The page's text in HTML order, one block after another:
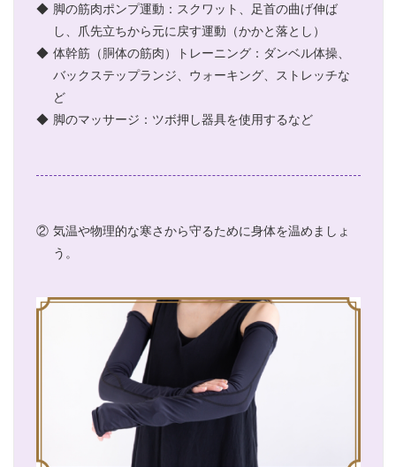
◆ 脚の筋肉ポンプ運動：スクワット、足首の曲げ伸ば
し、爪先立ちから元に戻す運動（かかと落とし）
◆ 体幹筋（胴体の筋肉）トレーニング：ダンベル体操、
バックステップランジ、ウォーキング、ストレッチな
ど
◆ 脚のマッサージ：ツボ押し器具を使用するなど
② 気温や物理的な寒さから守るために身体を温めましょ
う。